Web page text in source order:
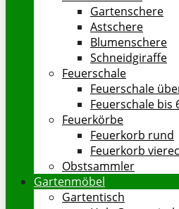
Gartenschere
Astschere
Blumenschere
Schneidgiraffe
Feuerschale
Feuerschale
Feuerschale bis
Feuerkörbe
Feuerkorb rund
Feuerkorb
Obstsammler
Gartenmöbel
Gartentisch